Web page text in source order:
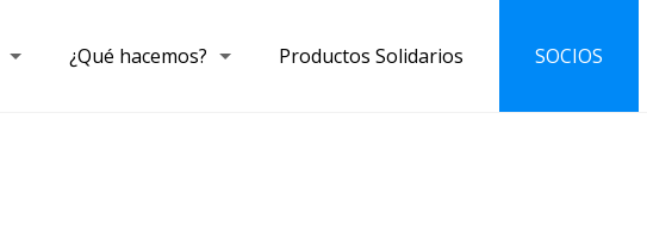
¿Qué hacemos? Productos Solidarios SOCIOS